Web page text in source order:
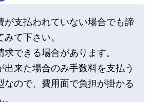
が支払われていない場合でも諦
て下さい。
できる場合があります。
出来た場合のみ手数料を支払う
なので、費用面で負担が掛かる